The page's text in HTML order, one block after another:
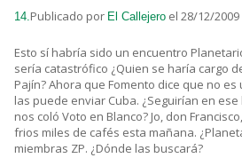
14.Publicado por El Callejero el 28/12/2009
Esto sí habría sido un encuentro
sería catastrófico ¿Quien se haría cargo
Pajín? Ahora que Fomento dice que no
las puede enviar Cuba. ¿Seguirían en
nos coló Voto en Blanco? Jo, don
frios miles de cafés esta mañana.
miembras ZP. ¿Dónde las buscará?